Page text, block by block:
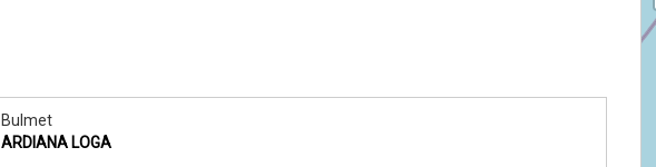
Bulmet
ARDIANA LOGA